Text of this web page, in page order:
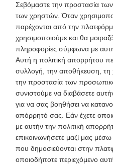
Σεβόμαστε την προστασία
των χρηστών. Όταν
παρέχονται από την
χρησιμοποιούμε και θα
πληροφορίες σύμφωνα με
Αυτή η πολιτική απορρήτου
συλλογή, την αποθήκευση, τη
την προστασία των
συνιστούμε να διαβάσετε
για να σας βοηθήσει να
απόρρητό σας. Εάν έχετε
με αυτήν την πολιτική
επικοινωνήσετε μαζί μας μέσω
που δημοσιεύονται στην
οποιοδήποτε περιεχόμενο